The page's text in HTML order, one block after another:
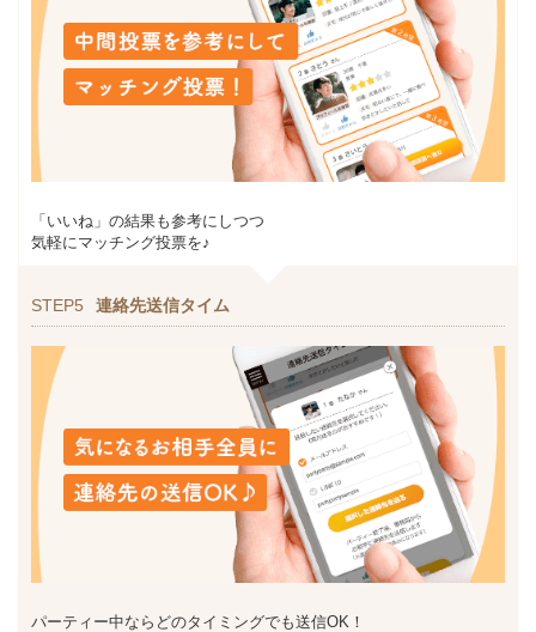
「いいね」の結果も参考にしつつ
気軽にマッチング投票を♪
STEP5 連絡先送信タイム
パーティー中ならどのタイミングでも送信OK！